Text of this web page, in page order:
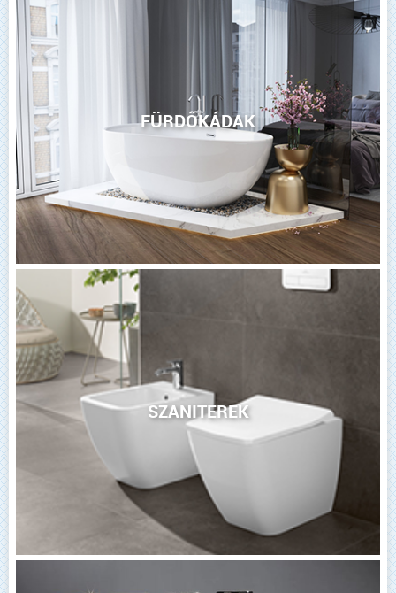
FÜRDŐKÁDAK
SZANITEREK